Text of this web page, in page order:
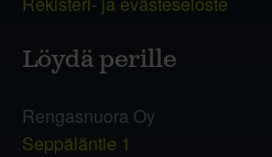
Löydä perille
Rengasnuora Oy
Seppäläntie 1